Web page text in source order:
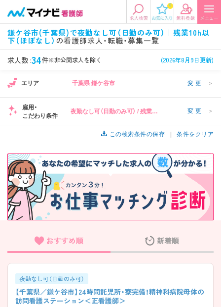
0
鎌ケ谷市(千葉県)で夜勤なし可（日勤のみ可）｜残業10h以
下（ほぼなし） の看護師求人・転職・募集一覧
求人数 :34件※非公開求人を除く (2026年8月9日更新)
エリアから探す
エリアから探す 駅・路線から探す
関東 北陸・信越
東海 関西
九州・沖縄
希望の求人条件を選択
条件項目の選択に戻る
資格 勤務形態
施設形態
病院、クリニック・診療所など
担当業務
病棟、外来など
美容外科、
循環器内科など
未経験歓迎、
土日祝休みなど
年収
年収500万円以上など 正社員、契約社員など
フリーワード検索
エリア 千葉県 鎌ケ谷市 変更 ＞
雇用・
こだわり条件
夜勤なし可（日勤のみ可） / 残業
変更 ＞
この検索条件の保存 条件をクリア
おすすめ順 新着順
夜勤なし可（日勤のみ可）
【千葉県／鎌ケ谷市】24時間託児所・寮完備！精神科病院母体の
訪問看護ステーション＜正看護師＞